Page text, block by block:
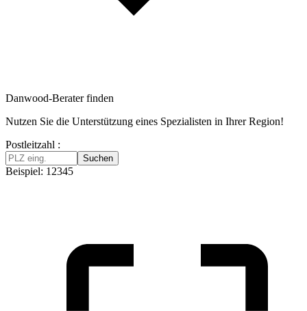
Danwood-Berater finden
Nutzen Sie die Unterstützung eines Spezialisten in Ihrer Region!
Postleitzahl :
Suchen
Beispiel: 12345